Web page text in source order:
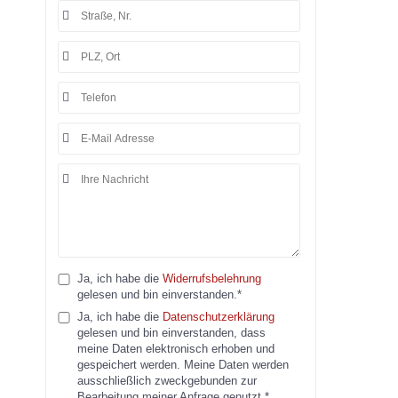
Ja, ich habe dieWiderrufsbelehrung
gelesen und bin einverstanden.*
Ja, ich habe die Datenschutzerklärung
gelesen und bin einverstanden, dass
meine Daten elektronisch erhoben und
gespeichert werden. Meine Daten werden
ausschließlich zweckgebunden zur